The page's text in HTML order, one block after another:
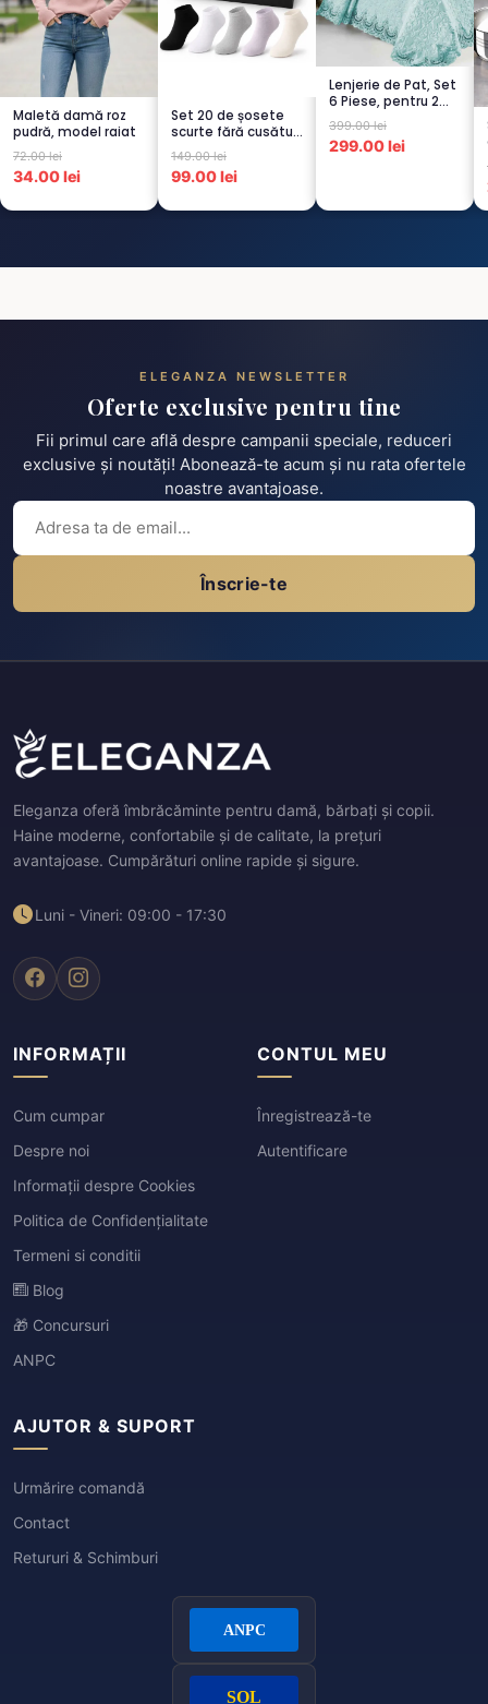
Maletă damă roz
pudră, model raiat
72.00 lei
34.00 lei
Set 20 de șosete
scurte fără cusături
pentru femei – 5...
149.00 lei
99.00 lei
Lenjerie de Pat, Set
6 Piese, pentru 2
persoana,
TURCOA...
399.00 lei
299.00 lei
ELEGANZA NEWSLETTER
Oferte exclusive pentru tine
Fii primul care află despre campanii speciale, reduceri
exclusive și noutăți! Abonează-te acum și nu rata ofertele
noastre avantajoase.
Înscrie-te
Eleganza oferă îmbrăcăminte pentru damă, bărbați și copii.
Haine moderne, confortabile și de calitate, la prețuri
avantajoase. Cumpărături online rapide și sigure.
Luni - Vineri: 09:00 - 17:30
INFORMAȚII
Cum cumpar
Despre noi
Informații despre Cookies
Politica de Confidențialitate
Termeni si conditii
Blog
🎁 Concursuri
ANPC
CONTUL MEU
Înregistrează-te
Autentificare
AJUTOR & SUPORT
Urmărire comandă
Contact
Retururi & Schimburi